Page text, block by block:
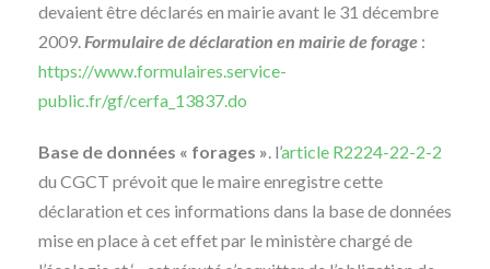
devaient être déclarés en mairie avant le 31 décembre
2009.Formulaire de déclaration en mairie de forage :
https://www.formulaires.service-
public.fr/gf/cerfa_13837.do
Base de données « forages ». l’article R2224-22-2-2
du CGCT prévoit que le maire enregistre cette
déclaration et ces informations dans la base de données
mise en place à cet effet par le ministère chargé de